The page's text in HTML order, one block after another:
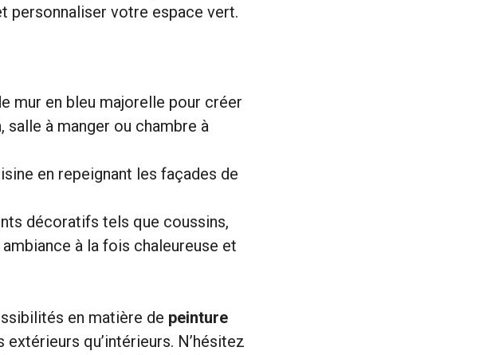
personnaliser votre espace vert.
mur en bleu majorelle pour créer
à manger ou chambre à
en repeignant les façades de
décoratifs tels que coussins,
à la fois chaleureuse et
en matière de peinture
qu’intérieurs. N’hésitez